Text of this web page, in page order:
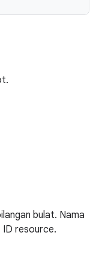
bulat. Nama
ID resource.